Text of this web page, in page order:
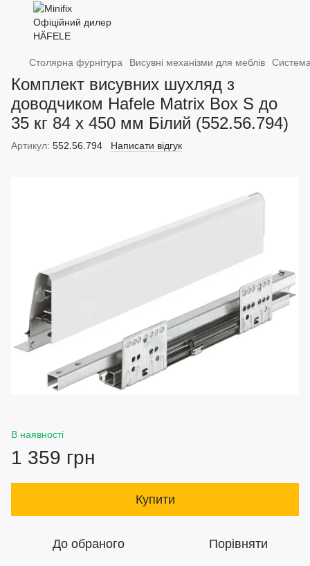
Столярна фурнітура Висувні механізми для меблів
Комплект висувних шухляд з
доводчиком Hafele Matrix Box S до
35 кг 84 х 450 мм Білий (552.56.794)
Артикул: 552.56.794 Написати відгук
В наявності
1 359 грн
Купити
До обраного Порівняти